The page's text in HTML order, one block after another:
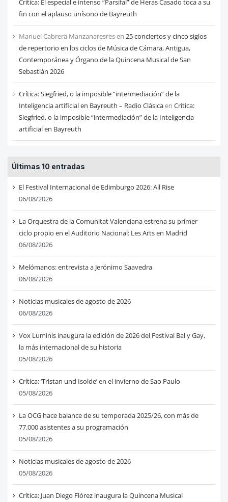
Critica: El especial e intenso “Parsifal” de Heras Casado toca a su
fin con el aplauso unísono de Bayreuth
Manuel Cabrera Manzanaresresen 25 conciertos y cinco siglos
de repertorio en los ciclos de Música de Cámara, Antigua,
Contemporánea y Órgano de la Quincena Musical de San
Sebastián 2026
Crítica: Siegfried, o la imposible “intermediación” de la
Inteligencia artificial en Bayreuth – Radio Clásicaen Crítica:
Siegfried, o la imposible “intermediación” de la Inteligencia
artificial en Bayreuth
Últimas 10 entradas
El Festival Internacional de Edimburgo 2026: All Rise
06/08/2026
La Orquestra de la Comunitat Valenciana estrena su primer
ciclo propio en el Auditorio Nacional: Les Arts en Madrid
06/08/2026
Melómanos: entrevista a Jerónimo Saavedra
06/08/2026
Noticias musicales de agosto de 2026
06/08/2026
Vox Luminis inaugura la edición de 2026 del Festival Bal y Gay,
la más internacional de su historia
05/08/2026
Crítica: ‘Tristan und Isolde’ en el invierno de Sao Paulo
05/08/2026
La OCG hace balance de su temporada 2025/26, con más de
77.000 asistentes a su programación
05/08/2026
Noticias musicales de agosto de 2026
05/08/2026
Crítica: Juan Diego Flórez inaugura la Quincena Musical